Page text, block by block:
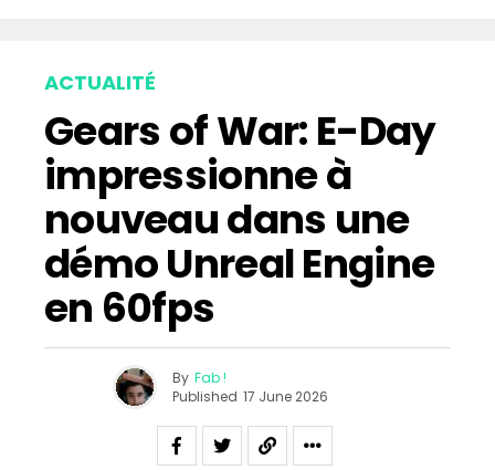
ACTUALITÉ
Gears of War: E-Day
impressionne à
nouveau dans une
démo Unreal Engine
en 60fps
By Fab !
Published 17 June 2026